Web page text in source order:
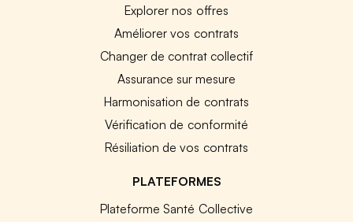
Explorer nos offres
Améliorer vos contrats
Changer de contrat collectif
Assurance sur mesure
Harmonisation de contrats
Vérification de conformité
Résiliation de vos contrats
PLATEFORMES
Plateforme Santé Collective